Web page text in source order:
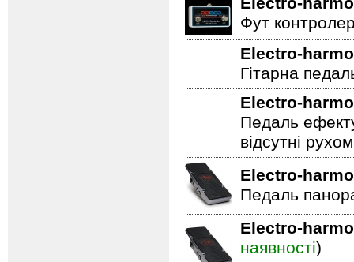
Басова
Electro-
Фут
Electro-
Гітарна
Electro-
Педаль
відсутні
Electro-
Педаль